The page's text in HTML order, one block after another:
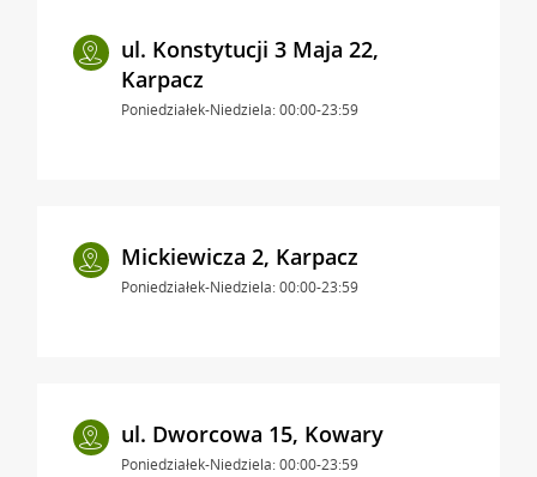
ul. Konstytucji 3 Maja 22,
Karpacz
Poniedziałek-Niedziela: 00:00-23:59
Mickiewicza 2, Karpacz
Poniedziałek-Niedziela: 00:00-23:59
ul. Dworcowa 15, Kowary
Poniedziałek-Niedziela: 00:00-23:59